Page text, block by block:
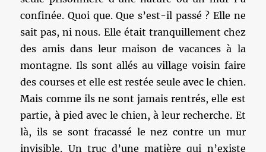
confinée. Quoi que. Que s’est-il passé ? Elle ne
sait pas, ni nous. Elle était tranquillement chez
des amis dans leur maison de vacances à la
montagne. Ils sont allés au village voisin faire
des courses et elle est restée seule avec le chien.
Mais comme ils ne sont jamais rentrés, elle est
partie, à pied avec le chien, à leur recherche. Et
là, ils se sont fracassé le nez contre un mur
invisible. Un truc d’une matière qui n’existe